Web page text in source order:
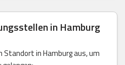
in Hamburg
Standort in Hamburg aus, um